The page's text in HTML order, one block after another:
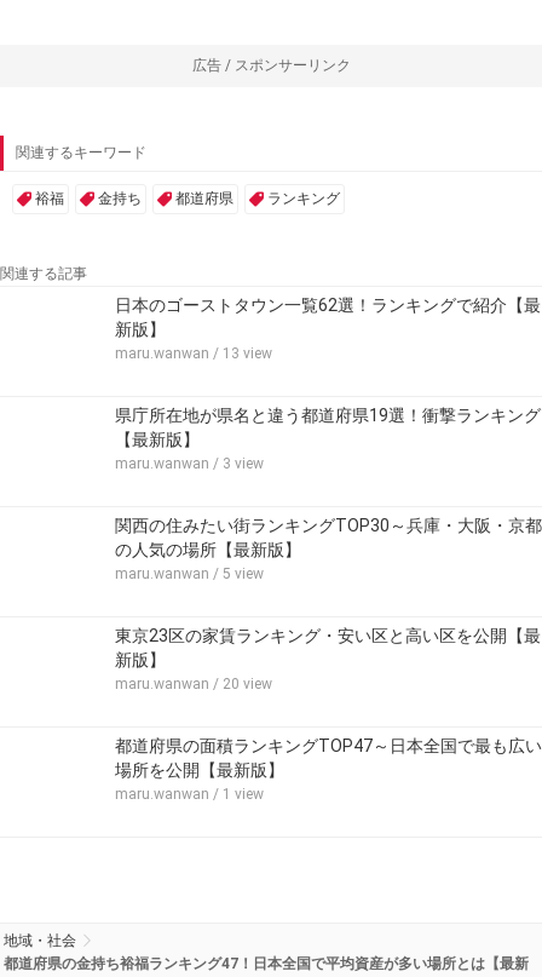
広告 / スポンサーリンク
関連するキーワード
裕福 金持ち 都道府県 ランキング
関連する記事
日本のゴーストタウン一覧62選！ランキングで紹介【最
新版】
maru.wanwan / 13 view
県庁所在地が県名と違う都道府県19選！衝撃ランキング
【最新版】
maru.wanwan / 3 view
関西の住みたい街ランキングTOP30～兵庫・大阪・京都
の人気の場所【最新版】
maru.wanwan / 5 view
東京23区の家賃ランキング・安い区と高い区を公開【最
新版】
maru.wanwan / 20 view
都道府県の面積ランキングTOP47～日本全国で最も広い
場所を公開【最新版】
maru.wanwan / 1 view
地域・社会
都道府県の金持ち裕福ランキング47！日本全国で平均資産が多い場所とは【最新